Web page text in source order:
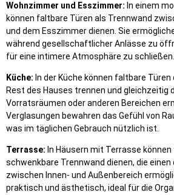
Wohnzimmer und Esszimmer: In einem
können faltbare Türen als Trennwand
und dem Esszimmer dienen. Sie
während gesellschaftlicher Anlässe zu
für eine intimere Atmosphäre zu schließen.
Küche: In der Küche können faltbare
Rest des Hauses trennen und gleichzeitig
Vorratsräumen oder anderen Bereichen
Verglasungen bewahren das Gefühl von
was im täglichen Gebrauch nützlich ist.
Terrasse: In Häusern mit Terrasse
schwenkbare Trennwand dienen, die
zwischen Innen- und Außenbereich
praktisch und ästhetisch, ideal für die